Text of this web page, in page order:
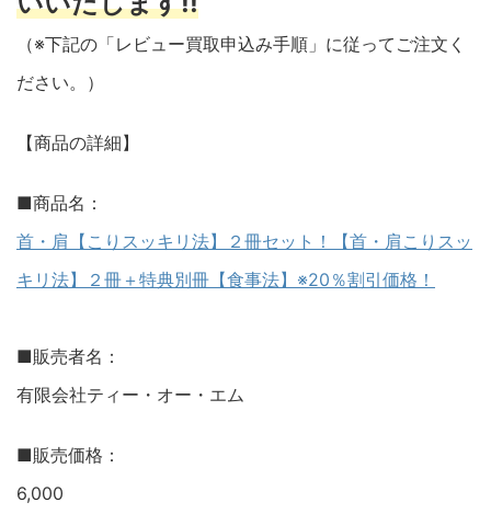
（※下記の「レビュー買取申込み手順」に従ってご注文く
ださい。）
【商品の詳細】
■商品名：
首・肩【こりスッキリ法】２冊セット！【首・肩こりスッ
キリ法】２冊＋特典別冊【食事法】※20％割引価格！
■販売者名：
有限会社ティー・オー・エム
■販売価格：
6,000